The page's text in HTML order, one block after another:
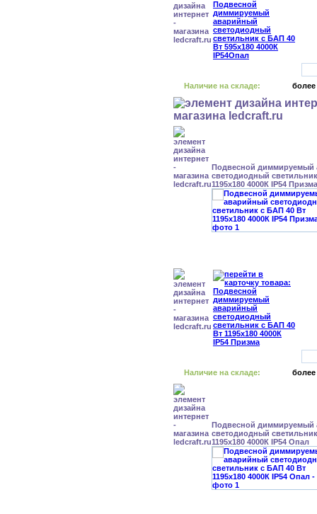
Наличие на складе: более
Подвесной диммируемый
светодиодный
1195x180 4000К IP54 Призма
Наличие на складе: более
Подвесной диммируемый
светодиодный
1195x180 4000К IP54 Опал